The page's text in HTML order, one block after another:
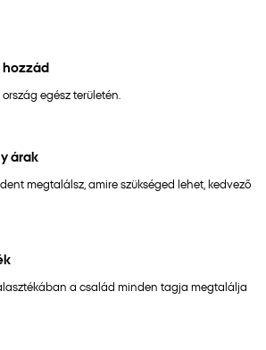
hozzád
egész területén.
árak
megtalálsz, amire szükséged lehet, kedvező
a család minden tagja megtalálja